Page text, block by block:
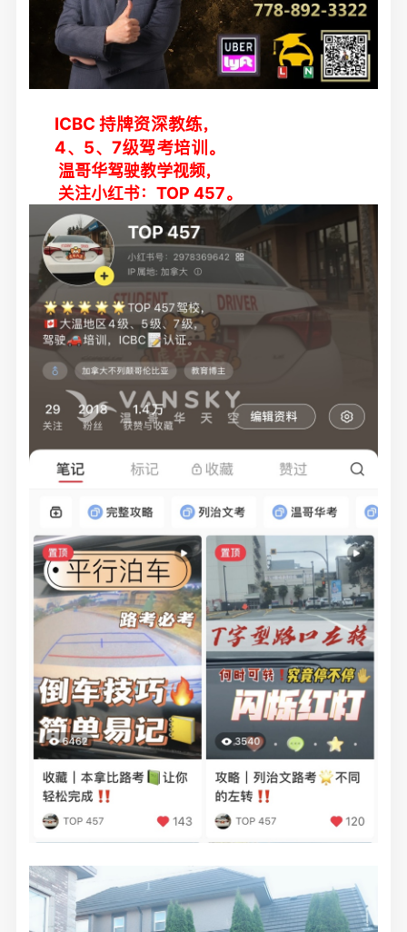
ICBC 持牌资深教练，
4、5、7级驾考培训。
温哥华驾驶教学视频，
关注小红书：TOP 457。